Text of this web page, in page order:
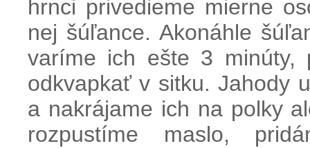
hrnci privedieme mierne
nej šúľance. Akonáhle
varíme ich ešte 3 minúty,
odkvapkať v sitku. Jahody
a nakrájame ich na polky
rozpustíme maslo,